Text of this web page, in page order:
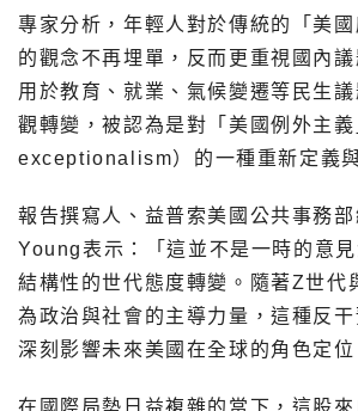
專家分析，年輕人對於傳統的「美國
的觀念不再埋單，反而更重視國內
用於教育、就業、氣候變遷等民生
觀轉變，被認為是對「美國例外主
exceptionalism）的一種重新定義與
報告撰寫人、益普索美國公共事務
Young表示：「這並不是一時的意
結構性的世代態度轉變。隨著Z世代
為政治與社會的主導力量，這種反
深刻影響未來美國在全球的角色定位
在國際局勢日益複雜的當下，這股